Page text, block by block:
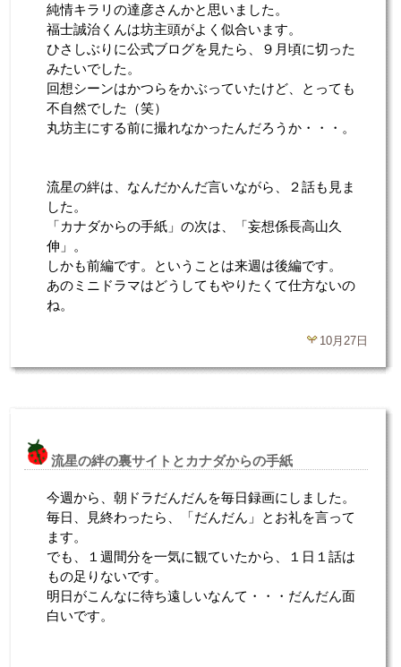
純情キラリの達彦さんかと思いました。
福士誠治くんは坊主頭がよく似合います。
ひさしぶりに公式ブログを見たら、９月頃に切った
みたいでした。
回想シーンはかつらをかぶっていたけど、とっても
不自然でした（笑）
丸坊主にする前に撮れなかったんだろうか・・・。
流星の絆は、なんだかんだ言いながら、２話も見ま
した。
「カナダからの手紙」の次は、「妄想係長高山久
伸」。
しかも前編です。ということは来週は後編です。
あのミニドラマはどうしてもやりたくて仕方ないの
ね。
10月27日
流星の絆の裏サイトとカナダからの手紙
今週から、朝ドラだんだんを毎日録画にしました。
毎日、見終わったら、「だんだん」とお礼を言って
ます。
でも、１週間分を一気に観ていたから、１日１話は
もの足りないです。
明日がこんなに待ち遠しいなんて・・・だんだん面
白いです。